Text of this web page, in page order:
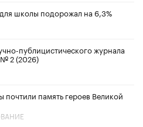
школы подорожал на 6,3%
публицистического журнала
№ 2 (2026)
память героев Великой